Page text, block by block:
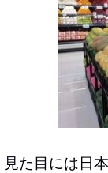
見た目には日